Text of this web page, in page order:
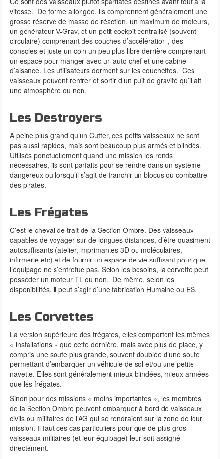
vitesse. De forme allongée, ils comprennent généralement une
grosse réserve de masse de réaction, un maximum de moteurs,
un générateur V-Grav, et un petit cockpit centralisé (souvent
circulaire) comprenant des couches d’accélération , des
consoles et juste un coin un peu plus libre derrière comprenant
un espace pour manger avec un auto chef et une cabine
d’aisance. Les utilisateurs dorment sur les couchettes. Ces
vaisseaux peuvent rentrer et sortir d’un puit de gravité qu’il ait
une atmosphère ou non.
Les Destroyers
A peine plus grand qu’un Cutter, ces petits vaisseaux ne sont
pas aussi rapides, mais sont beaucoup plus armés et blindés.
Utilisés ponctuellement quand une mission les rends
nécessaires, ils sont parfaits pour se rendre dans un système
dangereux ou lorsqu’il s’agit de franchir un blocus ou combattre
des pirates.
Les Frégates
C’est le cheval de trait de la Section Ombre. Des vaisseaux
capables de voyager sur de longues distances, d’être quasiment
autosuffisants (atelier, imprimantes 3D ou moléculaires,
infirmerie etc) et de fournir un espace de vie suffisant pour que
l’équipage ne s’entretue pas. Selon les besoins, la corvette peut
posséder un moteur TL ou non. De même, selon les
disponibilités, il peut s’agir d’une fabrication Humaine ou ES.
Les Corvettes
La version supérieure des frégates, elles comportent les mêmes
« installations » que cette dernière, mais avec plus de place, y
compris une soute plus grande, souvent doublée d’une soute
permettant d’embarquer un véhicule de sol et/ou une petite
navette. Elles sont généralement mieux blindées, mieux armées
que les frégates.
Sinon pour des missions « moins importantes », les membres
de la Section Ombre peuvent embarquer à bord de vaisseaux
civils ou militaires de l’AG qui se rendraient sur la zone de leur
mission. Il faut ces cas particuliers pour que de plus gros
vaisseaux militaires (et leur équipage) leur soit assigné
directement.